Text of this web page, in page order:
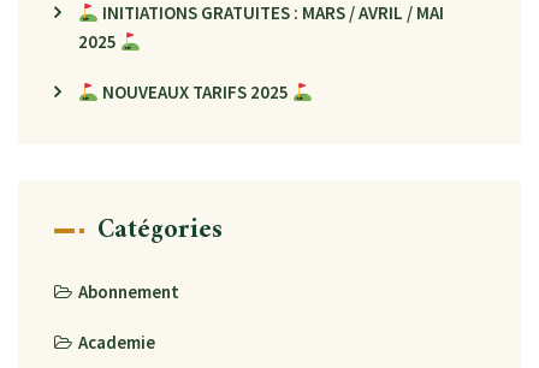
INITIATIONS GRATUITES : MARS / AVRIL / MAI
2025
NOUVEAUX TARIFS 2025
Catégories
Abonnement
Academie